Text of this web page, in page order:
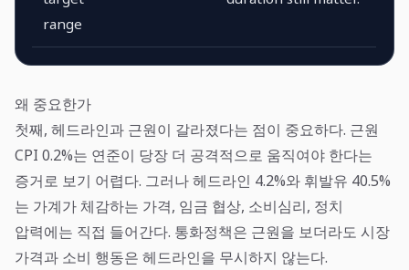
range
왜 중요한가
첫째, 헤드라인과 근원이 갈라졌다는 점이 중요하다. 근원
CPI 0.2%는 연준이 당장 더 공격적으로 움직여야 한다는
증거로 보기 어렵다. 그러나 헤드라인 4.2%와 휘발유 40.5%
는 가계가 체감하는 가격, 임금 협상, 소비심리, 정치
압력에는 직접 들어간다. 통화정책은 근원을 보더라도 시장
가격과 소비 행동은 헤드라인을 무시하지 않는다.